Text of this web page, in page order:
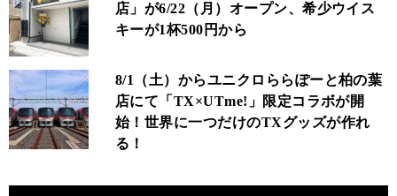
店」が6/22（月）オープン、希少ウイス
キーが1杯500円から
8/1（土）からユニクロららぽーと柏の葉
店にて「TX×UTme!」限定コラボが開
始！世界に一つだけのTXグッズが作れ
る！